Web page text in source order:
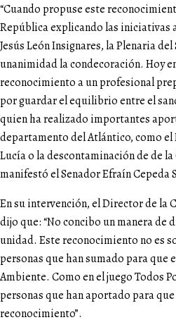
“Cuando propuse este
República explicando las iniciativas
Jesús León Insignares, la Plenaria
unanimidad la condecoración. Hoy
reconocimiento a un profesional
por guardar el equilibrio entre el
quien ha realizado importantes
departamento del Atlántico, como
Lucía o la descontaminación de de
manifestó el Senador Efraín Cepeda
En su intervención, el Director de la
dijo que: “No concibo un manera de
unidad. Este reconocimiento no es
personas que han sumado para que
Ambiente. Como en el juego Todos
personas que han aportado para
reconocimiento”.